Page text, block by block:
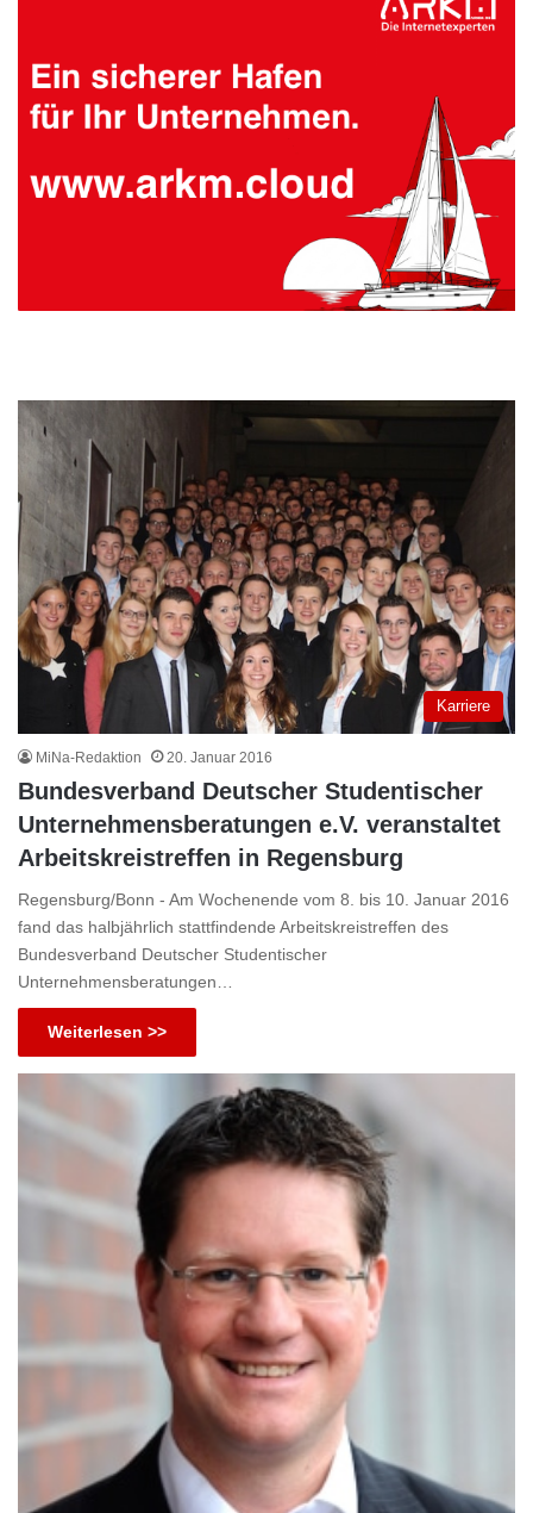
Karriere
MiNa-Redaktion 20. Januar 2016
Bundesverband Deutscher Studentischer
Unternehmensberatungen e.V. veranstaltet
Arbeitskreistreffen in Regensburg
Regensburg/Bonn - Am Wochenende vom 8. bis 10. Januar 2016
fand das halbjährlich stattfindende Arbeitskreistreffen des
Bundesverband Deutscher Studentischer
Unternehmensberatungen…
Weiterlesen >>